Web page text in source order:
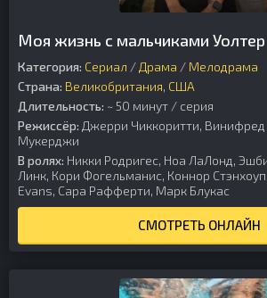
Моя жизнь с мальчиками
Категория: Сериал / Драма / Мелодрама
Страна: Великобритания, США
Длительность: ~ 50 минут / серия
Режиссёр: Джерри Чиккоритти,
Мукерджи
В ролях: Никки Родригес, Ноа ЛаЛонд,
Линк, Кори Фогельманис, Коннор
Evans, Сара Рафферти, Марк Блукас
СМОТРЕТЬ ОНЛАЙН